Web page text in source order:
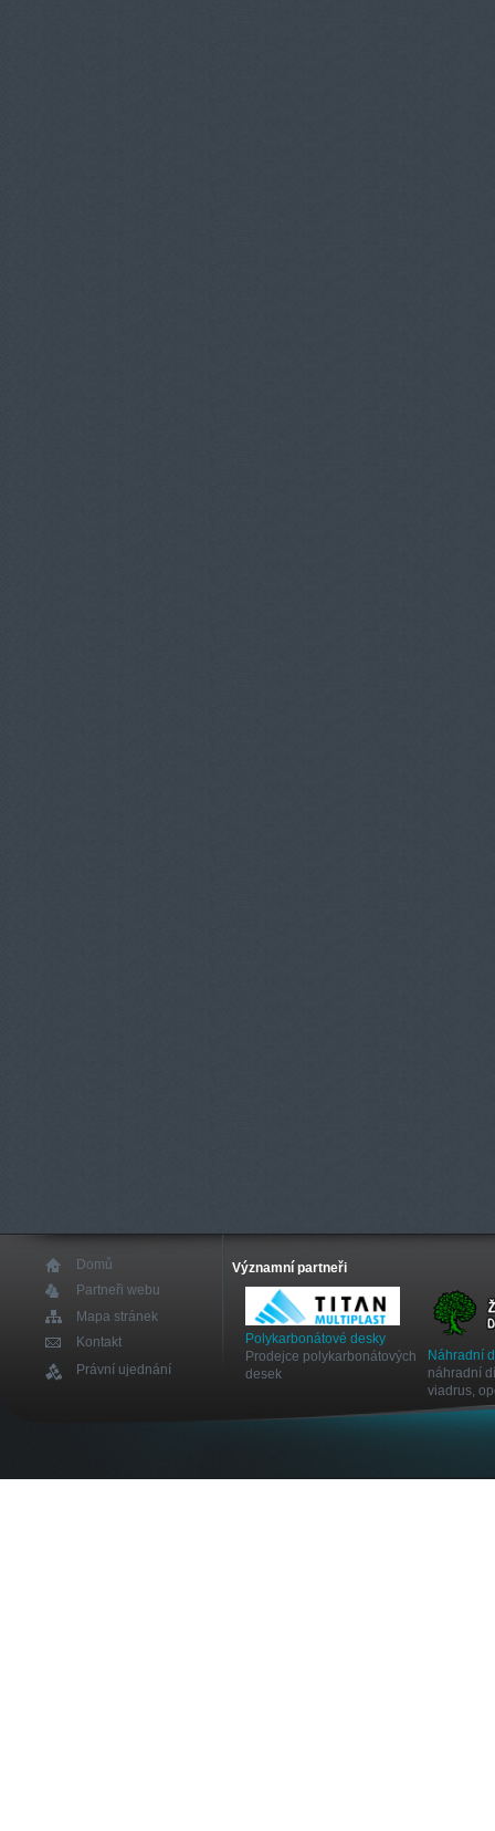
Domů
Partneři webu
Mapa stránek
Kontakt
Právní ujednání
Významní partneři
Polykarbonátové desky
Prodejce polykarbonátových
desek
Náhradní
náhradní
viadrus,